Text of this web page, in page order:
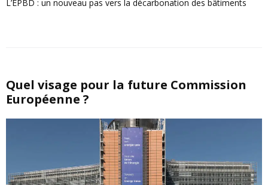
L’EPBD : un nouveau pas vers la décarbonation des bâtiments
Quel visage pour la future Commission
Européenne ?